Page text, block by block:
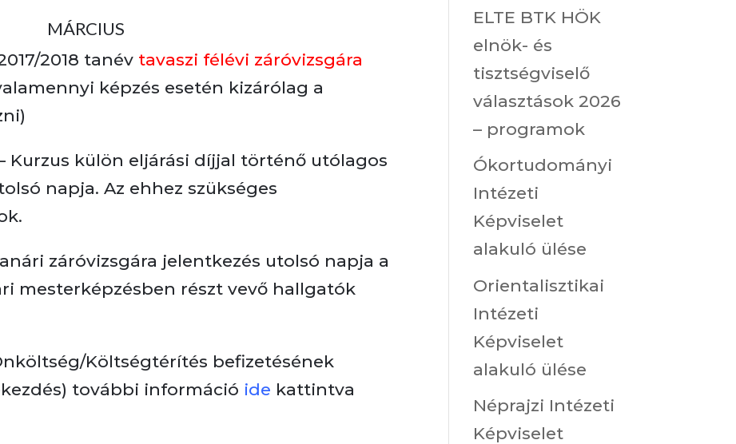
MÁRCIUS
2018 tanév tavaszi félévi záróvizsgára
képzés esetén kizárólag a
Kurzus külön eljárási díjjal történő utólagos
napja. Az ehhez szükséges
záróvizsgára jelentkezés utolsó napja a
mesterképzésben részt vevő hallgatók
Költségtérítés befizetésének
további információ ide kattintva
ELTE BTK HÖK
elnök- és
tisztségviselő
választások 2026
– programok
Ókortudományi
Intézeti
Képviselet
alakuló ülése
Orientalisztikai
Intézeti
Képviselet
alakuló ülése
Néprajzi Intézeti
Képviselet